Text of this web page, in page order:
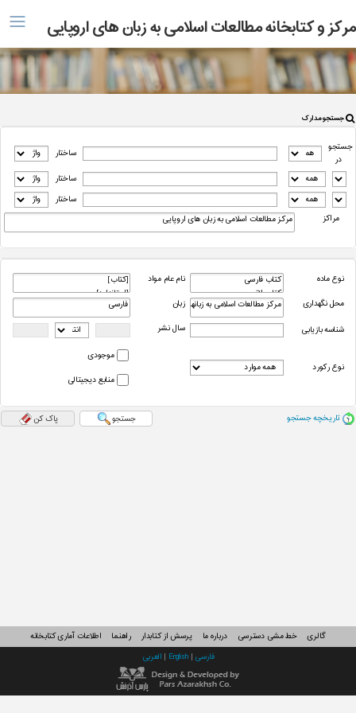
مرکز و کتابخانه مطالعات اسلامی به زبان های اروپایی
جستجو مدارک
جستجو
در
ساختار
ساختار
ساختار
مراکز
نوع ماده
نام عام مواد
محل نگهداری
زبان
شناسه بازیابی سال نشر
نوع رکورد
موجودی
منابع دیجیتالی
تاریخچه جستجو جستجو پاک کن
گالری خط مشی دسترسی درباره ما پرسش از کتابدار راهنما
اطلاعات آماری کتابخانه
فارسی |
English
| العربی